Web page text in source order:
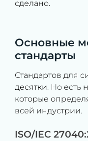
сделано.
Основные
стандарты
Стандартов для
десятки. Но есть
которые
всей индустрии.
ISO/IEC